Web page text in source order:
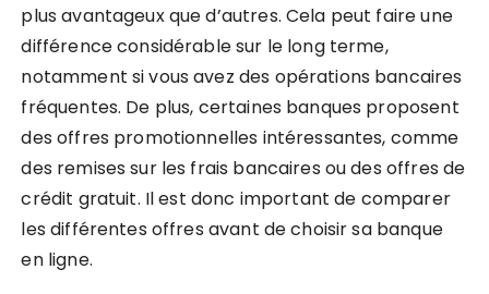
plus avantageux que d’autres. Cela peut faire une
différence considérable sur le long terme,
notamment si vous avez des opérations bancaires
fréquentes. De plus, certaines banques proposent
des offres promotionnelles intéressantes, comme
des remises sur les frais bancaires ou des offres de
crédit gratuit. Il est donc important de comparer
les différentes offres avant de choisir sa banque
en ligne.